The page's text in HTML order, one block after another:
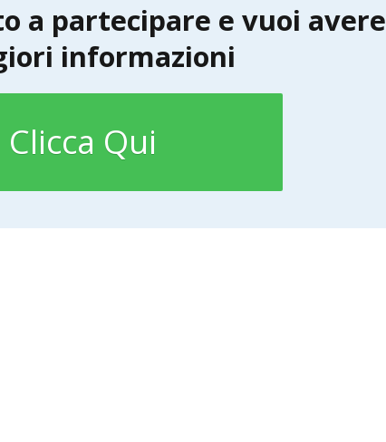
a partecipare e vuoi avere
informazioni
Clicca Qui